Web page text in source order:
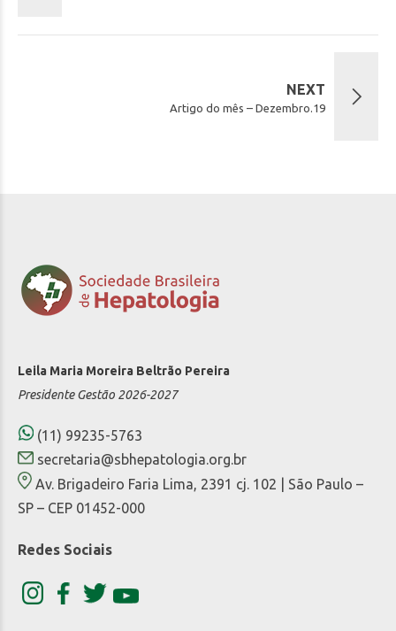
NEXT
Artigo do mês – Dezembro.19
Leila Maria Moreira Beltrão Pereira
Presidente Gestão 2026-2027
(11) 99235-5763
secretaria@sbhepatologia.org.br
Av. Brigadeiro Faria Lima, 2391 cj. 102 | São Paulo –
SP – CEP 01452-000
Redes Sociais